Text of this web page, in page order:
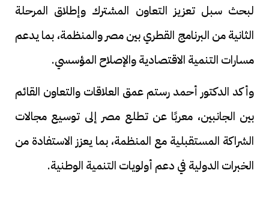
لبحث سبل تعزيز التعاون المشترك وإطلاق المرحلة
الثانية من البرنامج القطري بين مصر والمنظمة، بما يدعم
مسارات التنمية الاقتصادية والإصلاح المؤسسي.
وأكد الدكتور أحمد رستم عمق العلاقات والتعاون القائم
بين الجانبين، معربًا عن تطلع مصر إلى توسيع مجالات
الشراكة المستقبلية مع المنظمة، بما يعزز الاستفادة من
الخبرات الدولية في دعم أولويات التنمية الوطنية.